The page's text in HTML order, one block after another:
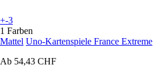
+-3
1 Farben
Mattel Uno-Kartenspiele France Extreme
Ab 54,43 CHF